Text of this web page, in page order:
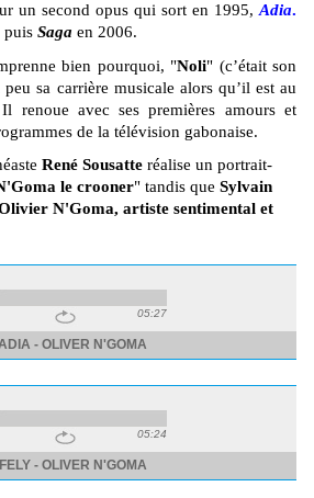
un second opus qui sort en 1995, Adia.
puis Saga en 2006.
bien pourquoi, "Noli" (c’était son
sa carrière musicale alors qu’il est au
renoue avec ses premières amours et
de la télévision gabonaise.
René Sousatte réalise un portrait-
le crooner" tandis que Sylvain
N'Goma, artiste sentimental et